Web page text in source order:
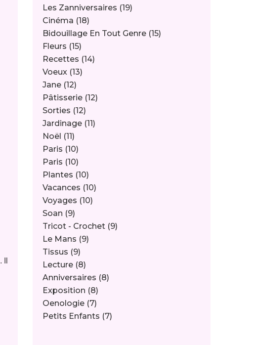
. Il
Les Zanniversaires (19)
Cinéma (18)
Bidouillage En Tout Genre (15)
Fleurs (15)
Recettes (14)
Voeux (13)
Jane (12)
Pâtisserie (12)
Sorties (12)
Jardinage (11)
Noël (11)
Paris (10)
Paris (10)
Plantes (10)
Vacances (10)
Voyages (10)
Soan (9)
Tricot - Crochet (9)
Le Mans (9)
Tissus (9)
Lecture (8)
Anniversaires (8)
Exposition (8)
Oenologie (7)
Petits Enfants (7)